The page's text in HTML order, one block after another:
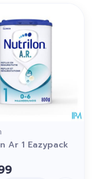
Ar 1 Eazypack